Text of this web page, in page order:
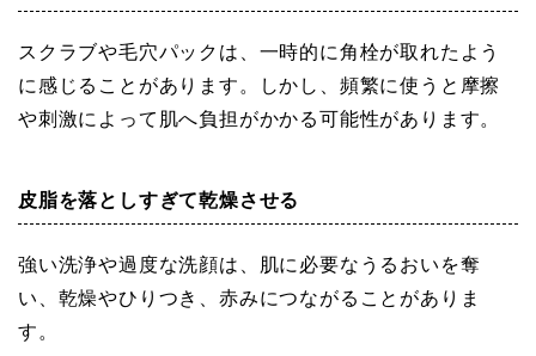
スクラブや毛穴パックは、一時的に角栓が取れたよう
に感じることがあります。しかし、頻繁に使うと摩擦
や刺激によって肌へ負担がかかる可能性があります。
皮脂を落としすぎて乾燥させる
強い洗浄や過度な洗顔は、肌に必要なうるおいを奪
い、乾燥やひりつき、赤みにつながることがありま
す。